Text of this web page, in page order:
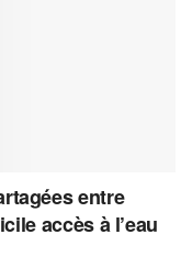
entre
accès à l’eau